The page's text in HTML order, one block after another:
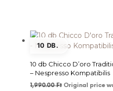
10 DB.
10 db Chicco D’oro
– Nespresso Kompatibilis
1,990.00Ft Original price